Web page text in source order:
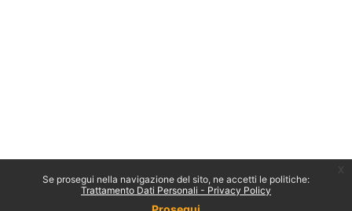
Se prosegui nella navigazione del sito, ne accetti le politiche:
Trattamento Dati Personali - Privacy Policy